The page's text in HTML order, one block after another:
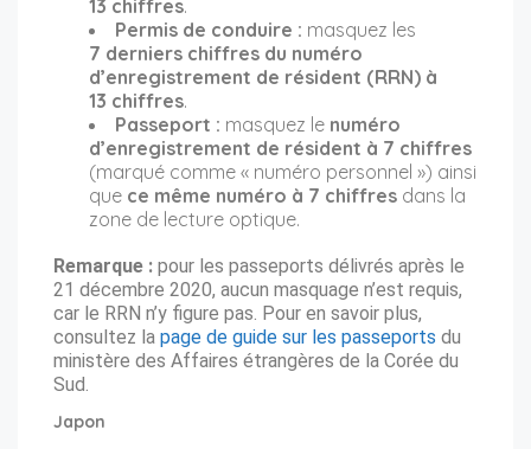
13 chiffres.
Permis de conduire : masquez les
7 derniers chiffres du numéro
d’enregistrement de résident (RRN) à
13 chiffres.
Passeport : masquez le numéro
d’enregistrement de résident à 7 chiffres
(marqué comme « numéro personnel ») ainsi
que ce même numéro à 7 chiffres dans la
zone de lecture optique.
Remarque : pour les passeports délivrés après le
21 décembre 2020, aucun masquage n’est requis,
car le RRN n’y figure pas. Pour en savoir plus,
consultez la page de guide sur les passeports du
ministère des Affaires étrangères de la Corée du
Sud.
Japon